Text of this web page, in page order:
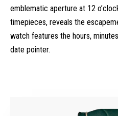
emblematic aperture at 12
timepieces, reveals the
watch features the hours,
date pointer.